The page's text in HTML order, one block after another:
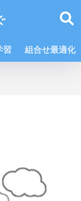
習 組合せ最適化